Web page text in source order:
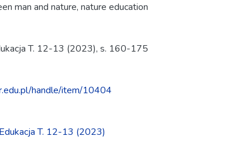
man and nature, nature education
T. 12-13 (2023), s. 160-175
handle/item/10404
T. 12-13 (2023)